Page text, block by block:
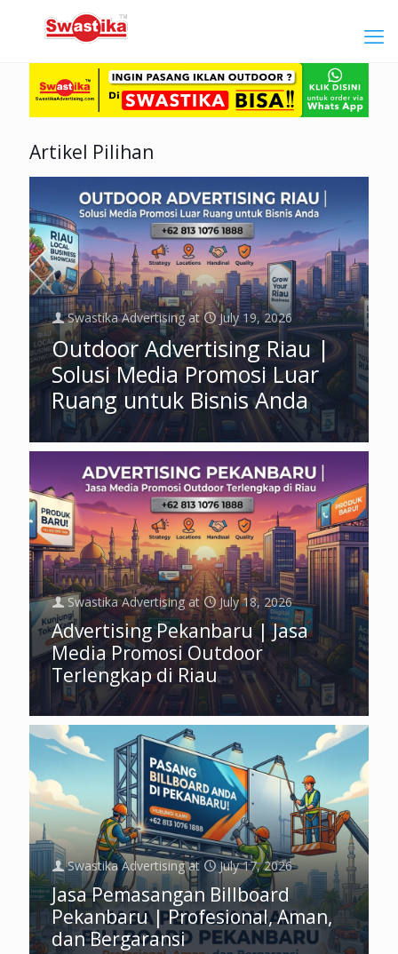
Artikel Pilihan
Swastika Advertising at July 19, 2026
Outdoor Advertising Riau |
Solusi Media Promosi Luar
Ruang untuk Bisnis Anda
Swastika Advertising at July 18, 2026
Advertising Pekanbaru | Jasa
Media Promosi Outdoor
Terlengkap di Riau
Swastika Advertising at July 17, 2026
Jasa Pemasangan Billboard
Pekanbaru | Profesional, Aman,
dan Bergaransi